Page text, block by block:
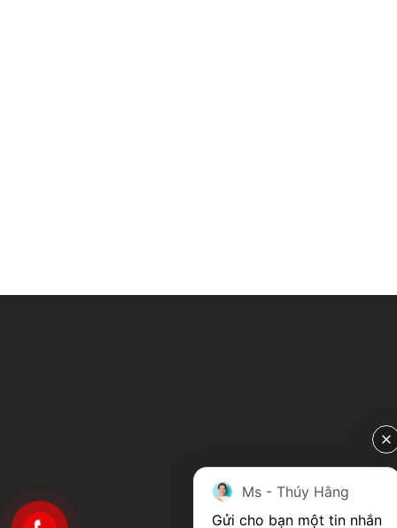
Ms - Thúy Hằng
Gửi cho bạn một tin nhắn